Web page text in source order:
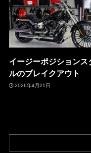
イージーポジションス
ルのブレイクアウト
2026年4月21日